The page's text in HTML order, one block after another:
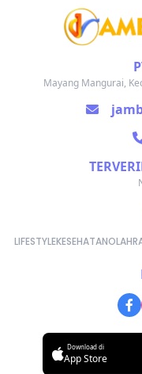
Mayang Mangurai,
LIFESTYLEKESEHATAN
Download di
App Store